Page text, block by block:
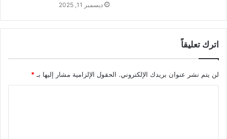
ديسمبر 11, 2025
اترك تعليقاً
لن يتم نشر عنوان بريدك الإلكتروني. الحقول الإلزامية مشار إليها بـ *